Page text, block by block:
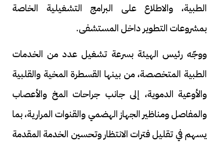
الطبية، والاطلاع على البرامج التشغيلية الخاصة
بمشروعات التطوير داخل المستشفى.
ووجّه رئيس الهيئة بسرعة تشغيل عدد من الخدمات
الطبية المتخصصة، من بينها القسطرة المخية والقلبية
والأوعية الدموية، إلى جانب جراحات المخ والأعصاب
والمفاصل ومناظير الجهاز الهضمي والقنوات المرارية، بما
يسهم في تقليل فترات الانتظار وتحسين الخدمة المقدمة